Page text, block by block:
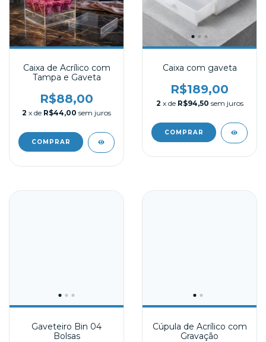
Caixa de Acrílico com
Tampa e Gaveta
R$88,00
2 x de R$44,00 sem juros
Caixa com gaveta
R$189,00
2 x de R$94,50 sem juros
Gaveteiro Bin 04
Bolsas
Cúpula de Acrílico com
Gravação